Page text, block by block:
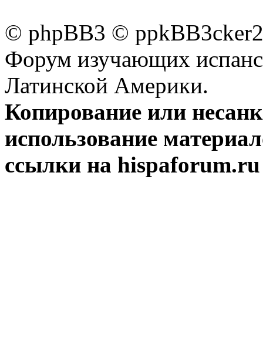
© phpBB3 ©
Форум изучающих
Латинской Америки.
Копирование или
использование
ссылки на hispaforum.ru